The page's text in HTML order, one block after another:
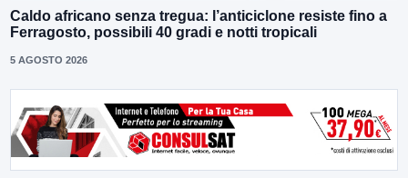
Caldo africano senza tregua: l’anticiclone resiste fino a
Ferragosto, possibili 40 gradi e notti tropicali
5 AGOSTO 2026